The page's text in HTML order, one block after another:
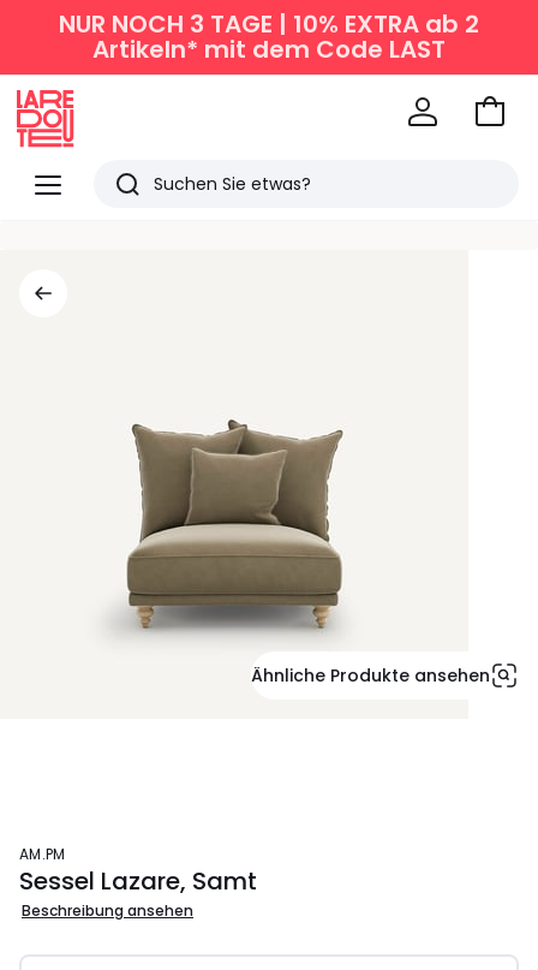
NUR NOCH 3 TAGE | 10% EXTRA ab 2
Artikeln* mit dem Code LAST
Menü
Redoute
Suchen
Zum
Ähnliche Produkte ansehen
AM.PM
Sessel Lazare, Samt
Beschreibung ansehen